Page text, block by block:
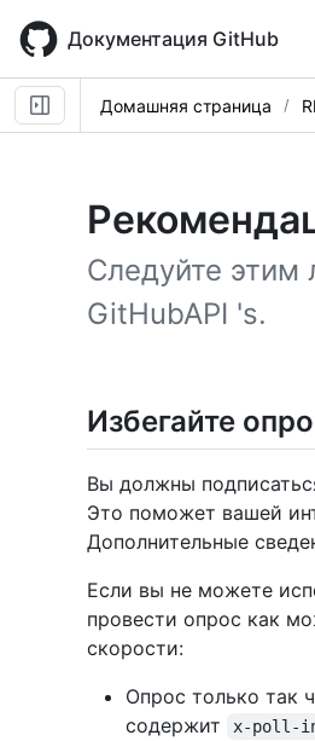
main
content
Документация GitHub
Домашняя страница
Следуйте этим
GitHubAPI 's.
Избегайте
Вы должны
Это поможет вашей
Дополнительные
Если вы не можете
провести опрос как
скорости:
Опрос только так
содержит
x-poll-